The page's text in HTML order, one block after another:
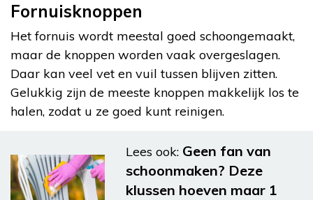
Fornuisknoppen
Het fornuis wordt meestal goed schoongemaakt,
maar de knoppen worden vaak overgeslagen.
Daar kan veel vet en vuil tussen blijven zitten.
Gelukkig zijn de meeste knoppen makkelijk los te
halen, zodat u ze goed kunt reinigen.
Lees ook: Geen fan van
schoonmaken? Deze
klussen hoeven maar 1